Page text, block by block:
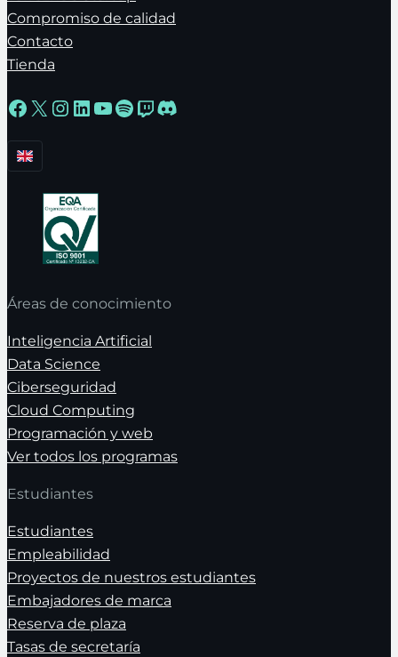
Compromiso de calidad
Contacto
Tienda
Facebook
X Instagram
LinkedIn
YouTube
Spotify
Twitch
Discord
Áreas de conocimiento
Inteligencia Artificial
Data Science
Ciberseguridad
Cloud Computing
Programación y web
Ver todos los programas
Estudiantes
Estudiantes
Empleabilidad
Proyectos de nuestros estudiantes
Embajadores de marca
Reserva de plaza
Tasas de secretaría